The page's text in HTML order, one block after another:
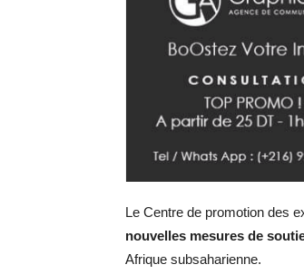
Le Centre de promotion des
nouvelles mesures de
Afrique subsaharienne.